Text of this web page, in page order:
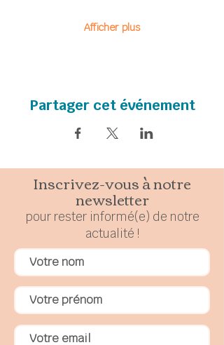
Afficher plus
Partager cet événement
Inscrivez-vous à notre
newsletter
pour resterinformé(e) de notre
actualité !